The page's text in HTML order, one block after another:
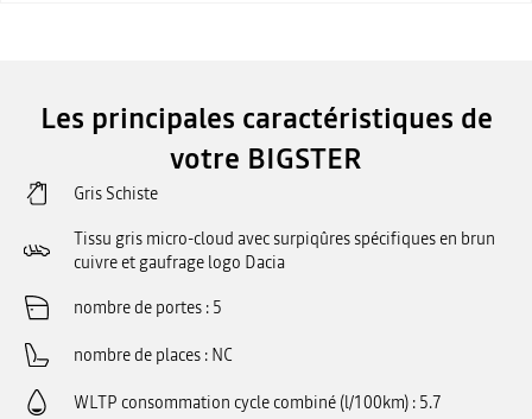
Les principales caractéristiques de
votre BIGSTER
Gris Schiste
Tissu gris micro-cloud avec surpiqûres spécifiques en brun
cuivre et gaufrage logo Dacia
nombre de portes 5
nombre de places NC
WLTP consommation cycle combiné (l/100km) 5.7